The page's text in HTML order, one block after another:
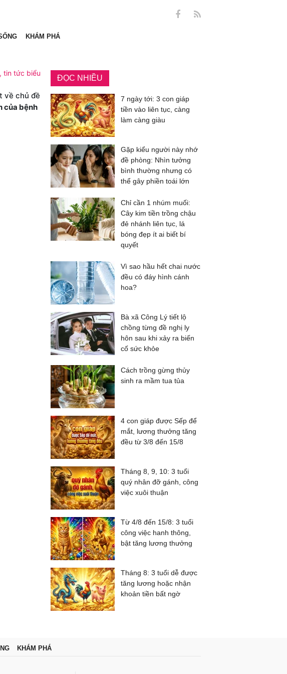
KHÁM PHÁ
tin tức biểu
về chủ đề
của bệnh
ĐỌC NHIỀU
7 ngày tới: 3 con giáp
tiền vào liên tục, càng
làm càng giàu
Gặp kiểu người này nhớ
đề phòng: Nhìn tưởng
bình thường nhưng có
thể gây phiền toái lớn
Chỉ cần 1 nhúm muối:
Cây kim tiền trồng chậu
đẻ nhánh liên tục, lá
bóng đẹp ít ai biết bí
quyết
Vì sao hầu hết chai nước
đều có đáy hình cánh
hoa?
Bà xã Công Lý tiết lộ
chồng từng đề nghị ly
hôn sau khi xảy ra biến
cố sức khỏe
Cách trồng gừng thủy
sinh ra mầm tua tủa
4 con giáp được Sếp để
mắt, lương thưởng tăng
đều từ 3/8 đến 15/8
Tháng 8, 9, 10: 3 tuổi
quý nhân đỡ gánh, công
việc xuôi thuận
Từ 4/8 đến 15/8: 3 tuổi
công việc hanh thông,
bật tăng lương thưởng
Tháng 8: 3 tuổi dễ được
tăng lương hoặc nhận
khoản tiền bất ngờ
KHÁM PHÁ